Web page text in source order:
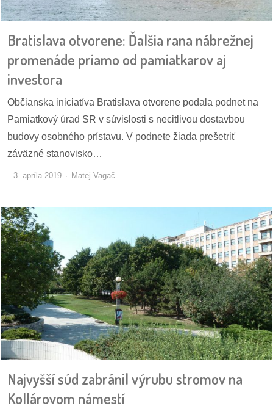
pozvánky
Historický
zákony
časti
kauzy
konania
stavebné
konania
pripomienkové
konania
dobrá
prax
práca
odkazy
petície
Bratislava otvorene: Ďalšia rana nábrežnej
promenáde priamo od pamiatkarov aj
investora
Občianska iniciatíva Bratislava otvorene podala podnet na
Pamiatkový úrad SR v súvislosti s necitlivou dostavbou
budovy osobného prístavu. V podnete žiada prešetriť
záväzné stanovisko…
3. apríla 2019 Matej Vagač
Najvyšší súd zabránil výrubu stromov na
Kollárovom námestí